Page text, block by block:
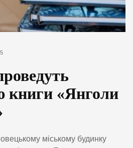
книги «Янголи
міському будинку